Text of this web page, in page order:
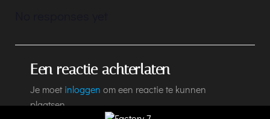
Een reactie achterlaten
Je moetinloggen om een reactie te kunnen
plaatsen.